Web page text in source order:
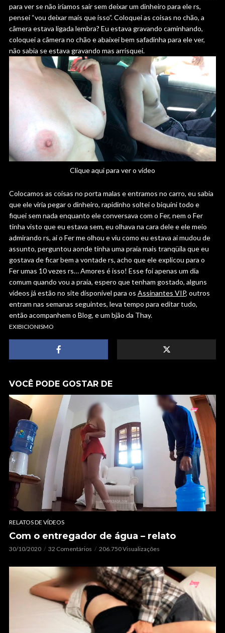
para ver se não iríamos sair sem deixar um dinheiro para ele rs,
pensei “vou deixar mais que isso”. Coloquei as coisas no chão, a
câmera estava ligada lembra? Eu estava gravando caminhando,
coloquei a câmera no chão e abaixei bem safadinha para ele ver,
não sabia se estava gravando mas arrisquei.
Clique aqui para ver o vídeo
Colocamos as coisas no porta malas e entramos no carro, eu sabia
que ele viria pegar o dinheiro, rapidinho soltei o biquíni todo e
fiquei sem nada enquanto ele conversava com o Fer, nem o Fer
tinha visto que eu estava sem, eu olhava na cara dele e ele meio
admirando rs, ai o Fer me olhou e viu como eu estava ai mudou de
assunto, perguntou aonde tinha uma praia mais tranqüila que eu
gostava de ficar bem a vontade rs, acho que ele explicou para o
Fer umas 10 vezes rs… Amores é isso! Esse foi apenas um dia
comum quando vou a praia, espero que tenham gostado, alguns
vídeos já estão no site disponível para os Assinantes VIP, outros
entram nas semanas seguintes, leva tempo para editar tudo,
então acompanhem o Blog, e um bjão da Thay.
EXIBICIONISMO
VOCÊ PODE GOSTAR DE
RELATOS DE VÍDEOS
Com o entregador de água – relato
30/10/2020 32 Comentários 206.750 Visualizações